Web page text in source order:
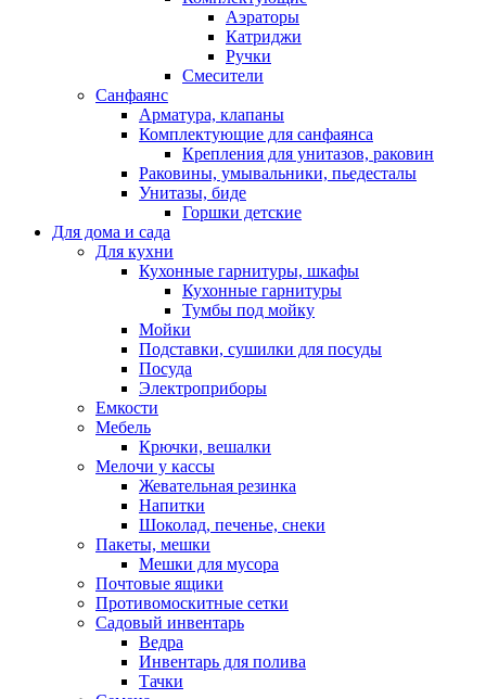
Аэраторы
Катриджи
Ручки
Смесители
Санфаянс
Арматура, клапаны
Комплектующие для санфаянса
Крепления для унитазов, раковин
Раковины, умывальники, пьедесталы
Унитазы, биде
Горшки детские
Для дома и сада
Для кухни
Кухонные гарнитуры, шкафы
Кухонные гарнитуры
Тумбы под мойку
Мойки
Подставки, сушилки для посуды
Посуда
Электроприборы
Емкости
Мебель
Крючки, вешалки
Мелочи у кассы
Жевательная резинка
Напитки
Шоколад, печенье, снеки
Пакеты, мешки
Мешки для мусора
Почтовые ящики
Противомоскитные сетки
Садовый инвентарь
Ведра
Инвентарь для полива
Тачки